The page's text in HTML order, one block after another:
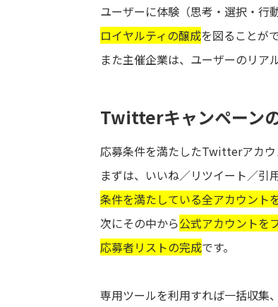
ユーザーに体験（思考・選択・行
ロイヤルティの醸成を図ることが
また主催企業は、ユーザーのリア
Twitterキャンペーン
応募条件を満たしたTwitterアカウ
まずは、いいね／リツイート／引
条件を満たしている全アカウント
次にその中から公式アカウントを
応募者リストの完成です。
専用ツールを利用すれば一括収集